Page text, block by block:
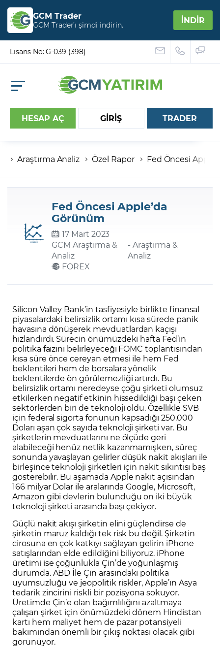
GCM Trader
GCM Trader’ı şimdi indirin. İNDİR
Lisans No: G-039 (398)
HESAP AÇ GİRİŞ
Hesap numaranız
Şifreniz
Şifremi Unuttum
TRADER
Araştırma Analiz Özel Rapor Fed Öncesi
Fed Öncesi Apple’da
Görünüm
17 Mart 2023
GCM Araştırma &
Analiz
- Araştırma &
Analiz
FOREX
Silicon Valley Bank’in tasfiyesiyle birlikte finansal
piyasalardaki belirsizlik ortamı kısa sürede panik
havasına dönüşerek mevduatlardan kaçışı
hızlandırdı. Sürecin önümüzdeki hafta Fed’in
politika faizini belirleyeceği FOMC toplantısından
kısa süre önce cereyan etmesi ile hem Fed
beklentileri hem de borsalara yönelik
beklentilerde ön görülemezliği artırdı. Bu
belirsizlik ortamı neredeyse çoğu şirketi olumsuz
etkilerken negatif etkinin hissedildiği başı çeken
sektörlerden biri de teknoloji oldu. Özellikle SVB
için federal sigorta fonunun kapsadığı 250.000
Doları aşan çok sayıda teknoloji şirketi var. Bu
şirketlerin mevduatlarını ne ölçüde geri
alabileceği henüz netlik kazanmamışken, süreç
sonunda yavaşlayan gelirler düşük nakit akışları ile
birleşince teknoloji şirketleri için nakit sıkıntısı baş
gösterebilir. Bu aşamada Apple nakit açısından
166 milyar Dolar ile aralarında Google, Microsoft,
Amazon gibi devlerin bulunduğu on iki büyük
teknoloji şirketi arasında başı çekiyor.
Güçlü nakit akışı şirketin elini güçlendirse de
şirketin maruz kaldığı tek risk bu değil. Şirketin
cirosuna en çok katkıyı sağlayan gelirin iPhone
satışlarından elde edildiğini biliyoruz. iPhone
üretimi ise çoğunlukla Çin’de yoğunlaşmış
durumda. ABD İle Çin arasındaki politika
uyumsuzluğu ve jeopolitik riskler, Apple’ın Asya
tedarik zincirini riskli bir pozisyona sokuyor.
Üretimde Çin’e olan bağımlılığını azaltmaya
çalışan şirket için önümüzdeki dönem Hindistan
kartı hem maliyet hem de pazar potansiyeli
bakımından önemli bir çıkış noktası olacak gibi
görünüyor.